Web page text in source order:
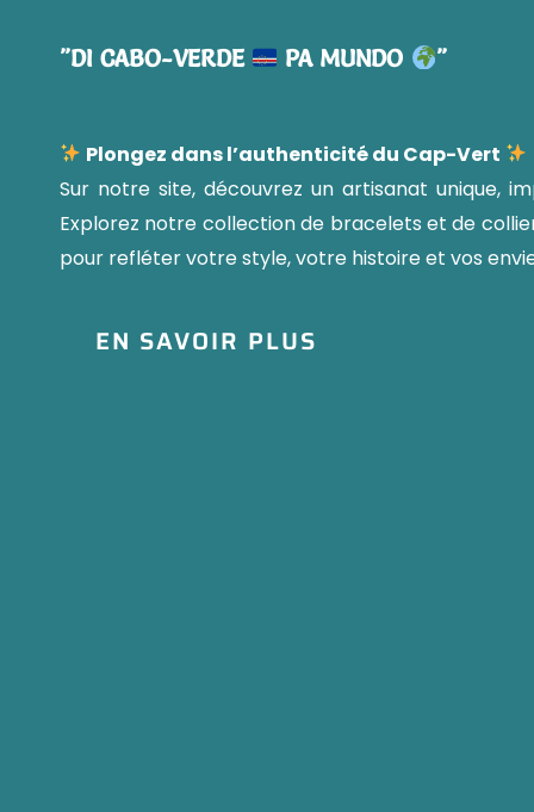
"DI CABO-VERDE PA MUNDO "
Plongez dans l’authenticité du Cap-Vert
Sur notre site, découvrez un artisanat unique,
Explorez notre collection de bracelets et de
pour refléter votre style, votre histoire et vos
EN SAVOIR PLUS